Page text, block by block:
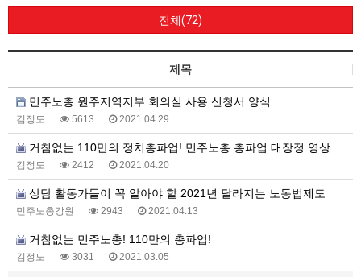
전체(72)
제목
민주노총 원주지역지부 회의실 사용 신청서 양식
김정도 5613 2021.04.29
거침없는 110만의 정치총파업! 민주노총 총파업 대장정 영상
김정도 2412 2021.04.20
상담 활동가들이 꼭 알아야 할 2021년 달라지는 노동법제도
민주노총강원 2943 2021.04.13
거침없는 민주노총! 110만의 총파업!
김정도 3031 2021.03.05